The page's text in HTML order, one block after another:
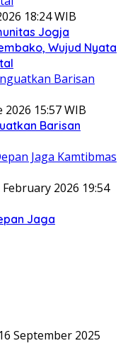
18:24 WIB
Jogja
Wujud Nyata
2026 15:57 WIB
Barisan
February 2026 19:54
Jaga
16 September 2025